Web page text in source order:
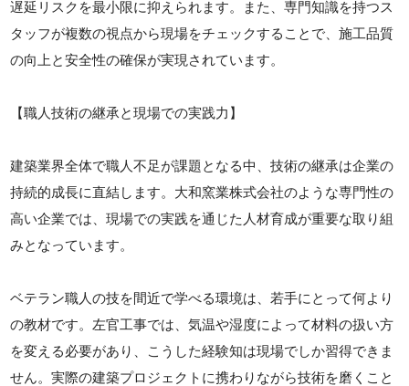
遅延リスクを最小限に抑えられます。また、専門知識を持つス
タッフが複数の視点から現場をチェックすることで、施工品質
の向上と安全性の確保が実現されています。
【職人技術の継承と現場での実践力】
建築業界全体で職人不足が課題となる中、技術の継承は企業の
持続的成長に直結します。大和窯業株式会社のような専門性の
高い企業では、現場での実践を通じた人材育成が重要な取り組
みとなっています。
ベテラン職人の技を間近で学べる環境は、若手にとって何より
の教材です。左官工事では、気温や湿度によって材料の扱い方
を変える必要があり、こうした経験知は現場でしか習得できま
せん。実際の建築プロジェクトに携わりながら技術を磨くこと